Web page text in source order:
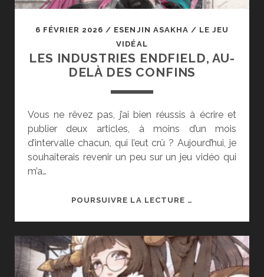
6 FÉVRIER 2026 / ESENJIN ASAKHA / LE JEU
VIDÉAL
LES INDUSTRIES ENDFIELD, AU-
DELÀ DES CONFINS
Vous ne rêvez pas, j’ai bien réussis à écrire et
publier deux articles, à moins d’un mois
d’intervalle chacun, qui l’eut crû ? Aujourd’hui, je
souhaiterais revenir un peu sur un jeu vidéo qui
m’a…
POURSUIVRE LA LECTURE …
AU-
DELÀ
DES